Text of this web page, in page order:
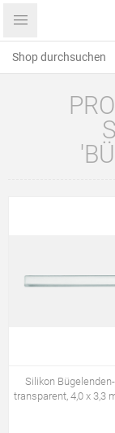
Silikon
transparent, 4,0 x 3,3